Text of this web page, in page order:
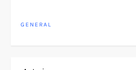
GENERAL